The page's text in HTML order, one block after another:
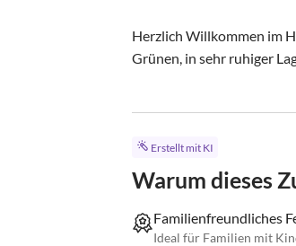
Herzlich Willkommen im
Grünen, in sehr ruhiger
Erstellt mit KI
Warum dieses
Familienfreundliches
Ideal für Familien mit